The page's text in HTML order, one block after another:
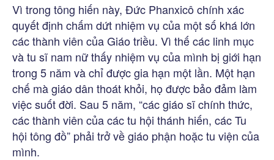
Vì trong tông hiến này, Đức Phanxicô chính xác
quyết định chấm dứt nhiệm vụ của một số khá lớn
các thành viên của Giáo triều. Vì thế các linh mục
và tu sĩ nam nữ thấy nhiệm vụ của mình bị giới hạn
trong 5 năm và chỉ được gia hạn một lần. Một hạn
chế mà giáo dân thoát khỏi, họ được bảo đảm làm
việc suốt đời. Sau 5 năm, “các giáo sĩ chính thức,
các thành viên của các tu hội thánh hiến, các Tu
hội tông đồ” phải trở về giáo phận hoặc tu viện của
mình.